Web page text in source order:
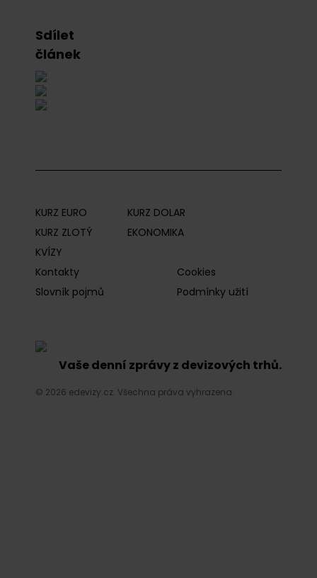
Sdílet
článek
KURZ EURO
KURZ DOLAR
KURZ ZLOTÝ
EKONOMIKA
KVÍZY
Kontakty
Cookies
Slovník pojmů
Podmínky užití
Vaše denní zprávy z devizových trhů.
© 2026 edevizy.cz. Všechna práva vyhrazena.